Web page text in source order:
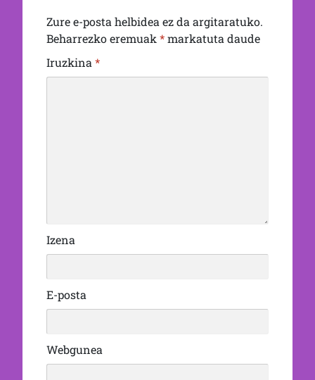
Zure e-posta helbidea ez da argitaratuko.
Beharrezko eremuak *markatuta daude
Iruzkina *
Izena
E-posta
Webgunea